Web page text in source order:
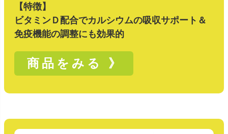
【特徴】
ビタミンＤ配合でカルシウムの吸収サポート＆
免疫機能の調整にも効果的
商品をみる 》